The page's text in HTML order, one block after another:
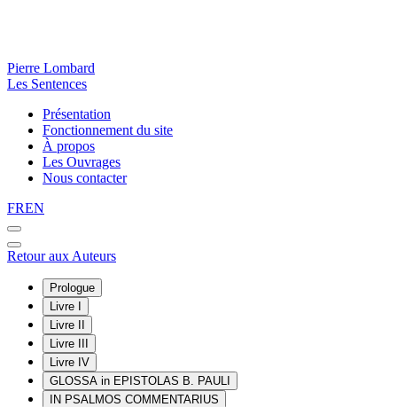
Pierre Lombard
Les Sentences
Présentation
Fonctionnement du site
À propos
Les Ouvrages
Nous contacter
FREN
Retour aux Auteurs
Prologue
Livre I
Livre II
Livre III
Livre IV
GLOSSA in EPISTOLAS B. PAULI
IN PSALMOS COMMENTARIUS